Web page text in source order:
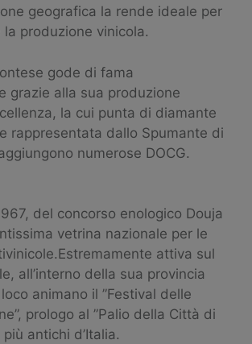
geografica la rende ideale per
la produzione vinicola.
gode di fama
grazie alla sua produzione
la cui punta di diamante
rappresentata dallo Spumante di
numerose DOCG.
del concorso enologico Douja
vetrina nazionale per le
attiva sul
all’interno della sua provincia
animano il ”Festival delle
prologo al ”Palio della Città di
antichi d’Italia.